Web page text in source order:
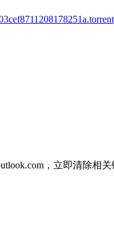
，立即清除相